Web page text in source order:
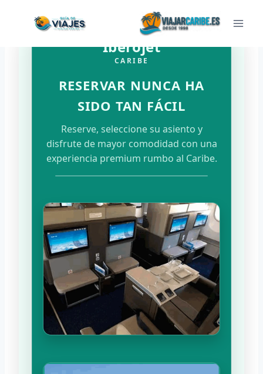
Iberojet
CARIBE
RESERVAR NUNCA HA
SIDO TAN FÁCIL
Reserve, seleccione su asiento y
disfrute de mayor comodidad con una
experiencia premium rumbo al Caribe.